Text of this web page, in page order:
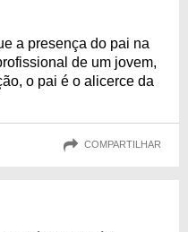
a presença do pai na
de um jovem,
o pai é o alicerce da
COMPARTILHAR